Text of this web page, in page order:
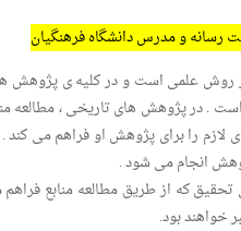
رسانه و مدرس دانشگاه فرهنگیان
روش علمی است و در کلیه ی پژوهش
. در پژوهش های تاریخی ، مطالعه
لازم را برای پژوهش او فراهم می
انجام می شود .
تحقیق که از طریق مطالعه منابع
خواهند بود.